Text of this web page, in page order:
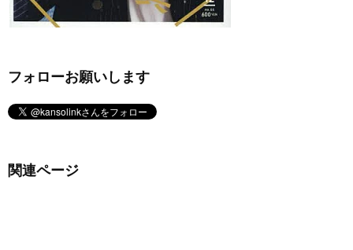
フォローお願いします
関連ページ